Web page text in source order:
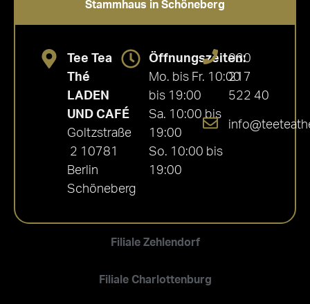
Stammhaus in Schöneberg
Filiale Zehlendorf
Filiale Charlottenburg
Tee Tea
Thé
LADEN
UND CAFÉ
Goltzstraße
2 10781
Berlin
Schöneberg
Öffnungszeiten:
Mo. bis Fr. 10:00
bis 19:00
Sa. 10:00 bis
19:00
So. 10:00 bis
19:00
030
217
522 40